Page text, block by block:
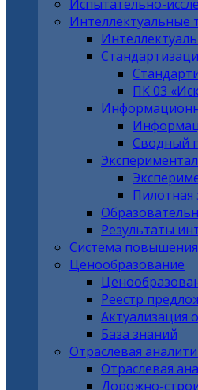
Испытательно-
Интеллектуальные
ПК 03
Сводный
Результаты
Система
Ценообразование
Реестр
Актуализация
База знаний
Отраслевая
Отраслевая
Дорожно-